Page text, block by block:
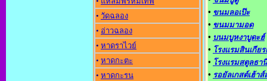
• วัดฉลอง
• อ่าวฉลอง
• หาดราไวย์
• หาดกะตะ
• หาดกะรน
• ขนมลอเป๊ะ
• ขนมมามอด
• บนมบูหงาบูดะฮ์
• โรงแรมสินเกีย
• โรงแรมสตูลธานี
• รอยัลเกสต์เฮ้าส์